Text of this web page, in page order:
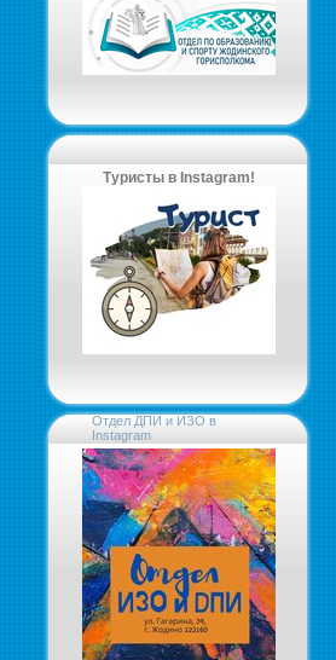
Туристы в Instagram!
Отдел ДПИ и ИЗО в
Instagram